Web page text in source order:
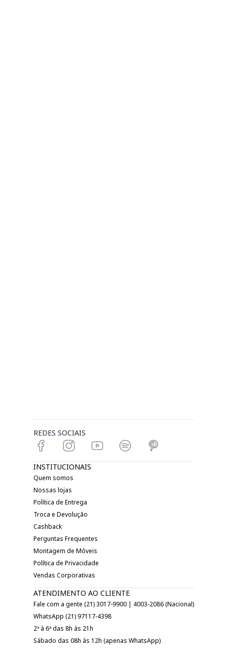
REDES SOCIAIS
INSTITUCIONAIS
Quem somos
Nossas lojas
Política de Entrega
Troca e Devolução
Cashback
Perguntas Frequentes
Montagem de Móveis
Política de Privacidade
Vendas Corporativas
ATENDIMENTO AO CLIENTE
Fale com a gente (21) 3017-9900 | 4003-2086 (Nacional)
WhatsApp (21) 97117-4398
2ª à 6ª das 8h às 21h
Sábado das 08h às 12h (apenas WhatsApp)